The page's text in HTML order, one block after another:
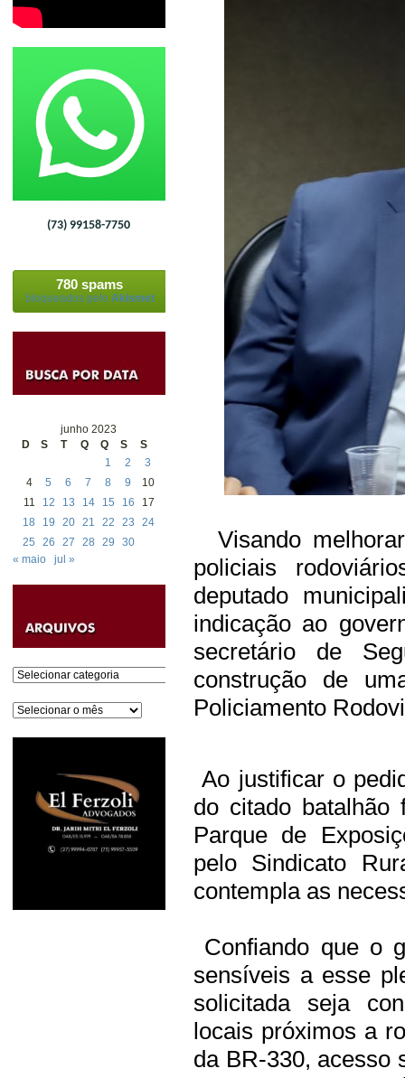
(73) 99158-7750
780 spams
bloqueados pelo Akismet
junho 2023
D
S T Q Q S
S
1
2
3
4
5 6 7 8 9
10
11
12 13 14 15 16
17
18
19 20 21 22 23
24
25
26 27 28 29
30
« maio
jul »
Categorias
Arquivos
Visando
policiais
deputado
indicação ao
secretário de
construção de
Policiamento
Ao justificar o
do citado batalhão
Parque de
pelo Sindicato
contempla as
Confiando que o
sensíveis a esse
solicitada seja
locais próximos a
da BR-330, acesso